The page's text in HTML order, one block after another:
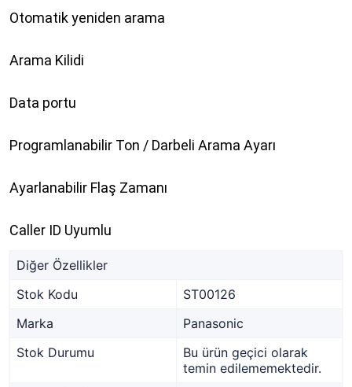
Otomatik yeniden arama
Arama Kilidi
Data portu
Programlanabilir Ton / Darbeli Arama Ayarı
Ayarlanabilir Flaş Zamanı
Caller ID Uyumlu
Diğer Özellikler
Stok Kodu
ST00126
Marka
Panasonic
Stok Durumu
Bu ürün geçici olarak
temin edilememektedir.